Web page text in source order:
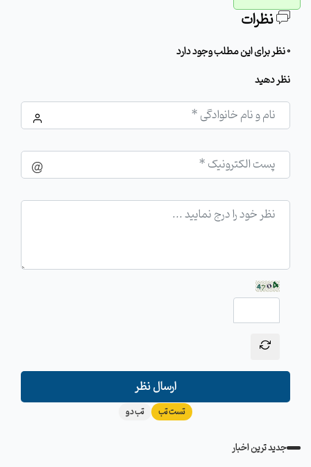
نظرات
0 نظر برای این مطلب وجود دارد
نظر دهید
ارسال نظر
تست تب تب دو
جدید ترین اخبار